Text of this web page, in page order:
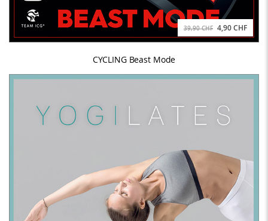
39,90 CHF 4,90 CHF
CYCLING Beast Mode